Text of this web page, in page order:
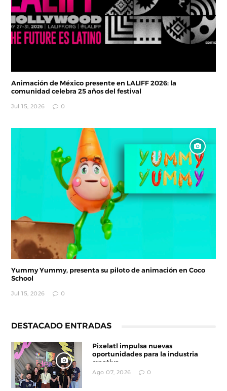
Animación de México presente en LALIFF 2026: la
comunidad celebra 25 años del festival
Jul 15, 2026 0
Yummy Yummy, presenta su piloto de animación en Coco
School
Jul 15, 2026 0
DESTACADO ENTRADAS
Pixelatl impulsa nuevas
oportunidades para la industria
creativa
Ago 07, 2026 0